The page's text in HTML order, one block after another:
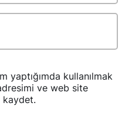
yaptığımda kullanılmak
ve web site
kaydet.